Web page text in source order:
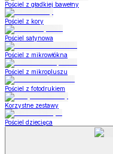
Pościel z gładkiej bawełny
Pościel z kory
Pościel satynowa
Pościel z mikrowłókna
Pościel z mikropluszu
Pościel z fotodrukiem
Korzystne zestawy
Pościel dziecięca